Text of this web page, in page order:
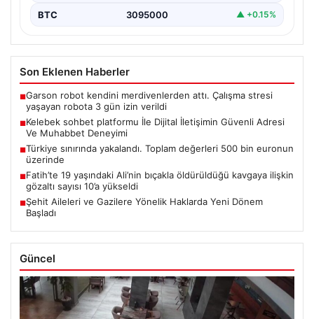
BTC 3095000 ▲ +0.15%
Son Eklenen Haberler
■Garson robot kendini merdivenlerden attı. Çalışma stresi
yaşayan robota 3 gün izin verildi
■Kelebek sohbet platformu İle Dijital İletişimin Güvenli Adresi
Ve Muhabbet Deneyimi
■Türkiye sınırında yakalandı. Toplam değerleri 500 bin euronun
üzerinde
■Fatih’te 19 yaşındaki Ali’nin bıçakla öldürüldüğü kavgaya ilişkin
gözaltı sayısı 10’a yükseldi
■Şehit Aileleri ve Gazilere Yönelik Haklarda Yeni Dönem
Başladı
Güncel